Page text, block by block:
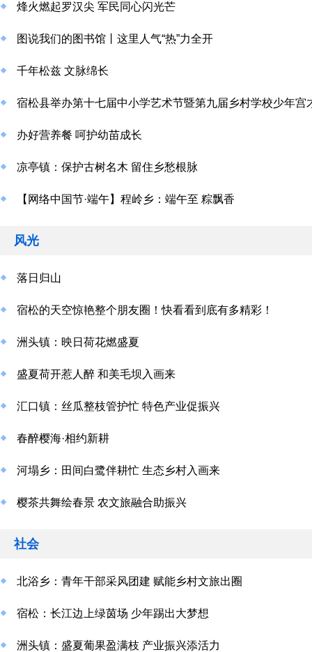
烽火燃起罗汉尖 军民同心闪光芒
图说我们的图书馆丨这里人气“热”力全开
千年松兹 文脉绵长
宿松县举办第十七届中小学艺术节暨第九届乡村学校少年宫
办好营养餐 呵护幼苗成长
凉亭镇：保护古树名木 留住乡愁根脉
【网络中国节·端午】程岭乡：端午至 粽飘香
风光
落日归山
宿松的天空惊艳整个朋友圈！快看看到底有多精彩！
洲头镇：映日荷花燃盛夏
盛夏荷开惹人醉 和美毛坝入画来
汇口镇：丝瓜整枝管护忙 特色产业促振兴
春醉樱海·相约新耕
河塌乡：田间白鹭伴耕忙 生态乡村入画来
樱茶共舞绘春景 农文旅融合助振兴
社会
北浴乡：青年干部采风团建 赋能乡村文旅出圈
宿松：长江边上绿茵场 少年踢出大梦想
洲头镇：盛夏葡果盈满枝 产业振兴添活力